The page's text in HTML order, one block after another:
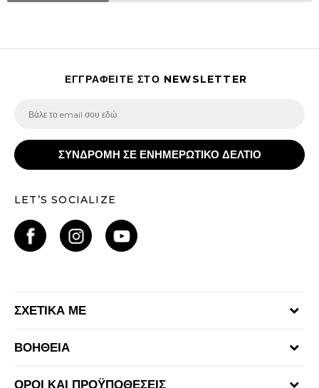
ΕΓΓΡΑΦΕΙΤΕ ΣΤΟ NEWSLETTER
ΣΥΝΔΡΟΜΗ ΣΕ ΕΝΗΜΕΡΩΤΙΚΟ ΔΕΛΤΙΟ
LET’S SOCIALIZE
ΣΧΕΤΙΚΑ ΜΕ
Καταστήματα
ΒΟΗΘΕΙΑ
ΟΡΟΙ ΚΑΙ ΠΡΟΫΠΟΘΕΣΕΙΣ